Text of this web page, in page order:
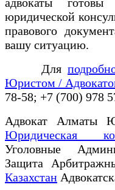
юридической
правового
вашу ситуацию.
Для
Юристом /
78-58; +7 (700) 978
Адвокат Алматы
Юридическая
Уголовные
Защита
Казахстан